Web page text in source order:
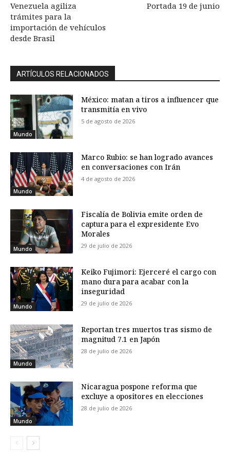
Venezuela agiliza
trámites para la
importación de vehículos
desde Brasil
Portada 19 de junio
ARTÍCULOS RELACIONADOS
Mundo
México: matan a tiros a influencer que
transmitía en vivo
5 de agosto de 2026
Mundo
Marco Rubio: se han logrado avances
en conversaciones con Irán
4 de agosto de 2026
Mundo
Fiscalía de Bolivia emite orden de
captura para el expresidente Evo
Morales
29 de julio de 2026
Mundo
Keiko Fujimori: Ejerceré el cargo con
mano dura para acabar con la
inseguridad
29 de julio de 2026
Mundo
Reportan tres muertos tras sismo de
magnitud 7.1 en Japón
28 de julio de 2026
Mundo
Nicaragua pospone reforma que
excluye a opositores en elecciones
28 de julio de 2026